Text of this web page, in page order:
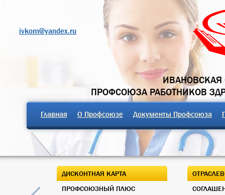
ivkom@yandex.ru
ИВАНОВСКАЯ
ПРОФСОЮЗА РАБОТНИКОВ
Главная О Профсоюзе Документы Профсоюза
ДИСКОНТНАЯ КАРТА
ПРОФСОЮЗНЫЙ ПЛЮС